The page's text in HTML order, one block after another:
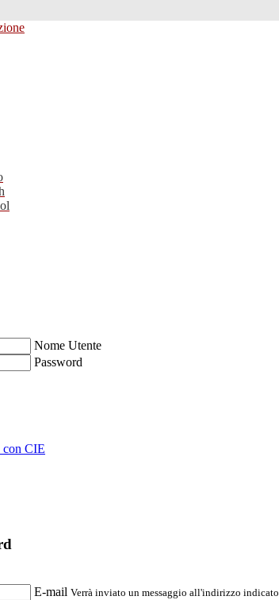
Nome Utente
Password
con CIE
E-mail Verrà inviato un messaggio all'indirizzo